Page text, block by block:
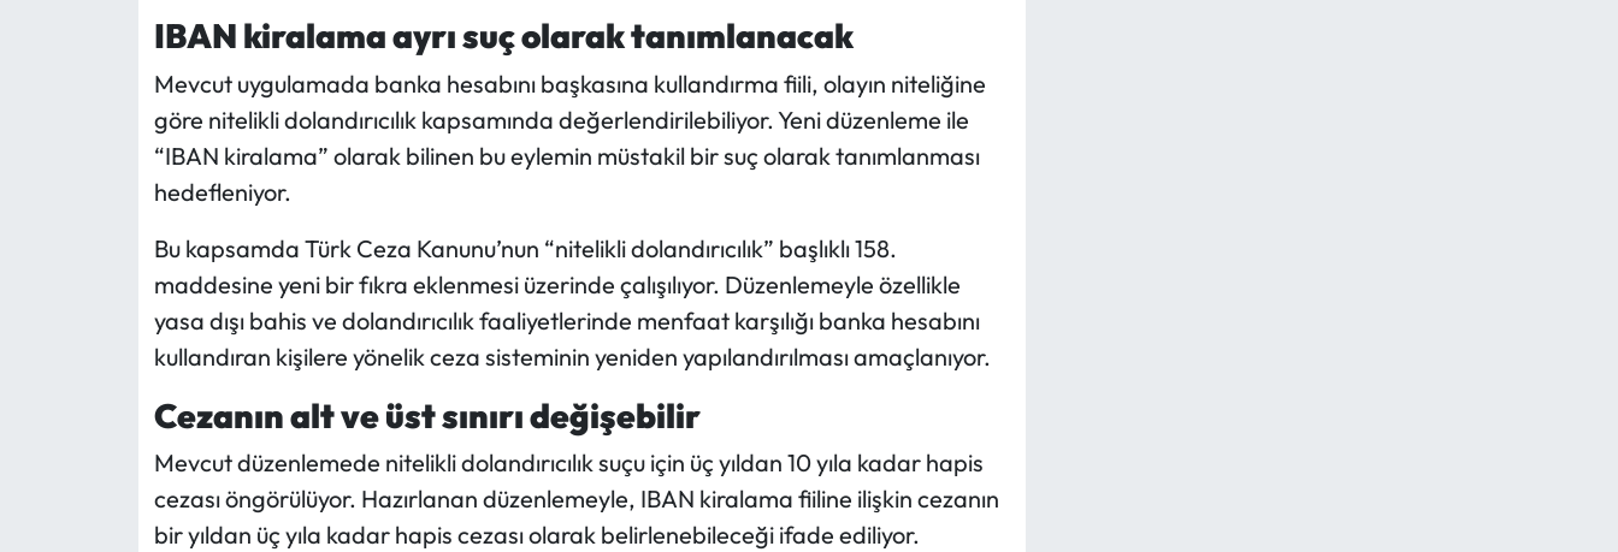
IBAN kiralama ayrı suç olarak tanımlanacak
Mevcut uygulamada banka hesabını başkasına kullandırma fiili, olayın niteliğine
göre nitelikli dolandırıcılık kapsamında değerlendirilebiliyor. Yeni düzenleme ile
“IBAN kiralama” olarak bilinen bu eylemin müstakil bir suç olarak tanımlanması
hedefleniyor.
Bu kapsamda Türk Ceza Kanunu’nun “nitelikli dolandırıcılık” başlıklı 158.
maddesine yeni bir fıkra eklenmesi üzerinde çalışılıyor. Düzenlemeyle özellikle
yasa dışı bahis ve dolandırıcılık faaliyetlerinde menfaat karşılığı banka hesabını
kullandıran kişilere yönelik ceza sisteminin yeniden yapılandırılması amaçlanıyor.
Cezanın alt ve üst sınırı değişebilir
Mevcut düzenlemede nitelikli dolandırıcılık suçu için üç yıldan 10 yıla kadar hapis
cezası öngörülüyor. Hazırlanan düzenlemeyle, IBAN kiralama fiiline ilişkin cezanın
bir yıldan üç yıla kadar hapis cezası olarak belirlenebileceği ifade ediliyor.
Sungurlu Haberleri
Uğurludağ Haberleri
Yayla Haber
Yemek Tarifleri
Yerel Haberler